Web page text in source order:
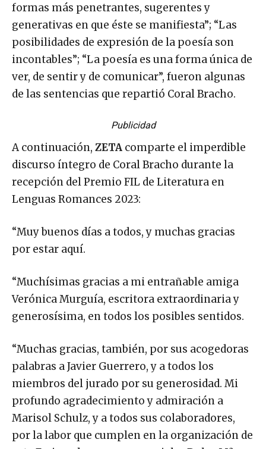
formas más penetrantes, sugerentes y
generativas en que éste se manifiesta”; “Las
posibilidades de expresión de la poesía son
incontables”; “La poesía es una forma única de
ver, de sentir y de comunicar”, fueron algunas
de las sentencias que repartió Coral Bracho.
Publicidad
A continuación, ZETA comparte el imperdible
discurso íntegro de Coral Bracho durante la
recepción del Premio FIL de Literatura en
Lenguas Romances 2023:
“Muy buenos días a todos, y muchas gracias
por estar aquí.
“Muchísimas gracias a mi entrañable amiga
Verónica Murguía, escritora extraordinaria y
generosísima, en todos los posibles sentidos.
“Muchas gracias, también, por sus acogedoras
palabras a Javier Guerrero, y a todos los
miembros del jurado por su generosidad. Mi
profundo agradecimiento y admiración a
Marisol Schulz, y a todos sus colaboradores,
por la labor que cumplen en la organización de